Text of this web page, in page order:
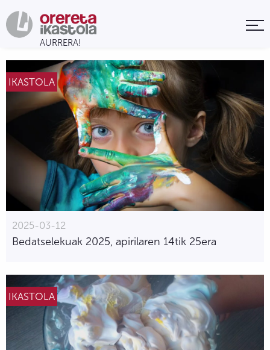
IKASTOLA
2025-03-12
Bedatselekuak 2025, apirilaren 14tik 25era
IKASTOLA